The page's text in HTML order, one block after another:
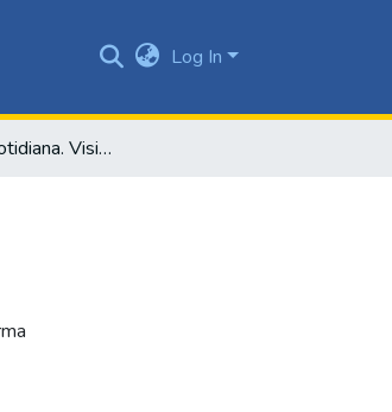
Log In
Sección Vida Cotidiana. Visita a los Estados Unidos